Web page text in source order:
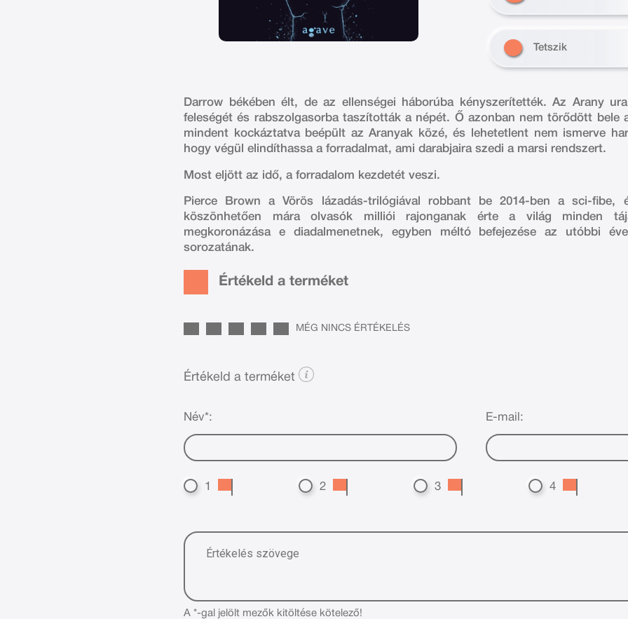
Tetszik
Darrow békében élt, de az ellenségei háborúba kényszerítették. Az Arany
feleségét és rabszolgasorba taszították a népét. Ő azonban nem törődött bele
mindent kockáztatva beépült az Aranyak közé, és lehetetlent nem ismerve
hogy végül elindíthassa a forradalmat, ami darabjaira szedi a marsi rendszert.
Most eljött az idő, a forradalom kezdetét veszi.
Pierce Brown a Vörös lázadás-trilógiával robbant be 2014-ben a sci-fibe,
köszönhetően mára olvasók milliói rajonganak érte a világ minden
megkoronázása e diadalmenetnek, egyben méltó befejezése az utóbbi
sorozatának.
Értékeld a terméket
MÉG NINCS ÉRTÉKELÉS
Értékeld a terméket
Név*: E-mail:
1 2 3 4
A *-gal jelölt mezők kitöltése kötelező!